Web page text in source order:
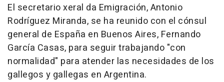
El secretario xeral da Emigración, Antonio
Rodríguez Miranda, se ha reunido con el cónsul
general de España en Buenos Aires, Fernando
García Casas, para seguir trabajando "con
normalidad" para atender las necesidades de los
gallegos y gallegas en Argentina.